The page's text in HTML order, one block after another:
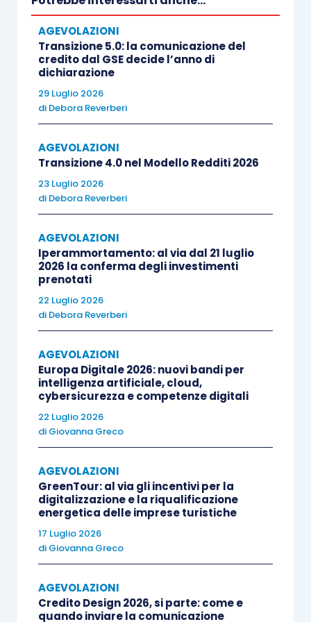
disposizione normativa demanda
stesso provvedimento
degli specificicampi delle dichiarazioni
dei redditi rilevanti
Nella giornata disabato
pubblicato ilprovvedimento prot. n.
227357/2021, con il quale,
disciplinate le modalità di presentazione
dell’istanza, sono stati
al31 dicembre 2020 necessari a determinare gli
ammontari dei risultati economici d’esercizio
rilevanti ai fini della quantificazione del
contributo a fondo perduto
Di seguito si richiamano quindi le
proposte nell’allegato Adel richiamato
provvedimento.
AGEVOLAZIONI
Transizione 5.0: la comunicazione del
credito dal GSE decide l’anno di
dichiarazione
29 Luglio 2026
di Debora Reverberi
AGEVOLAZIONI
Transizione 4.0 nel Modello Redditi 2026
23 Luglio 2026
di Debora Reverberi
AGEVOLAZIONI
Iperammortamento: al via dal 21 luglio
2026 la conferma degli investimenti
prenotati
22 Luglio 2026
di Debora Reverberi
AGEVOLAZIONI
Europa Digitale 2026: nuovi bandi per
intelligenza artificiale, cloud,
cybersicurezza e competenze digitali
22 Luglio 2026
di Giovanna Greco
AGEVOLAZIONI
GreenTour: al via gli incentivi per la
digitalizzazione e la riqualificazione
energetica delle imprese turistiche
17 Luglio 2026
di Giovanna Greco
AGEVOLAZIONI
Credito Design 2026, si parte: come e
quando inviare la comunicazione